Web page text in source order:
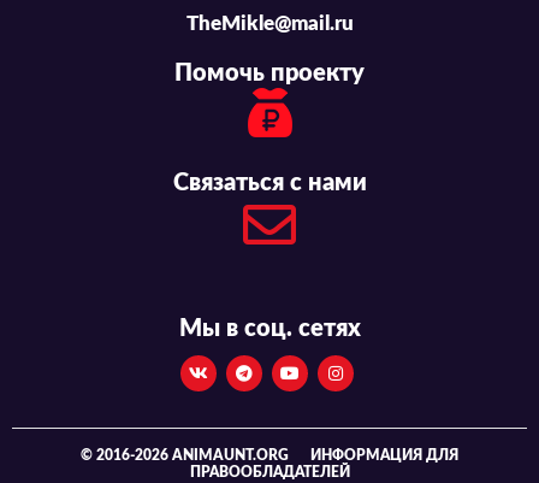
TheMikle@mail.ru
Помочь проекту
Связаться с нами
Мы в соц. сетях
© 2016-2026 ANIMAUNT.ORG
ИНФОРМАЦИЯ ДЛЯ
ПРАВООБЛАДАТЕЛЕЙ